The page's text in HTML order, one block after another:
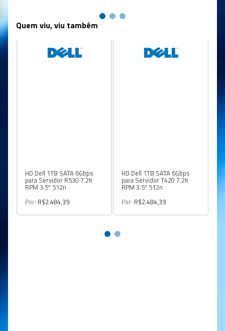
Quem viu, viu também
HD Dell 1TB SATA 6Gbps
para Servidor R530 7.2K
RPM 3.5" 512n
Por: R$2.484,39
HD Dell 1TB SATA 6Gbps
para Servidor T420 7.2K
RPM 3.5" 512n
Por: R$2.484,39